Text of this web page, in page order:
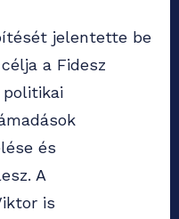
jelentette be
célja a Fidesz
és
A
is